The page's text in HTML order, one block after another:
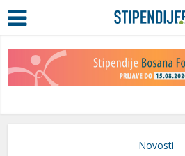
Novosti